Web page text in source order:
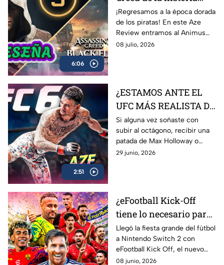
6:06
regresó? 🏴‍☠️ | Reseña
Black Flag Resynced |
AZE Review
¡Regresamos a la época dorada
de los piratas! En este Aze
Review entramos al Animus
para analizar a fondo
08 julio, 2026
2:51
¿ESTAMOS ANTE EL
UFC MÁS REALISTA DE
LA HISTORIA? EA
Sports UFC 6 | AZE
Review
Si alguna vez soñaste con
subir al octágono, recibir una
patada de Max Holloway o
Islam Makhachev y sobrevivir
29 junio, 2026
¿eFootball Kick-Off
tiene lo necesario para
marcar el gol de la
temporada? | AZE
Review
Llegó la fiesta grande del fútbol
a Nintendo Switch 2 con
eFootball Kick Off, el nuevo
juego de Konami que busca
08 junio, 2026